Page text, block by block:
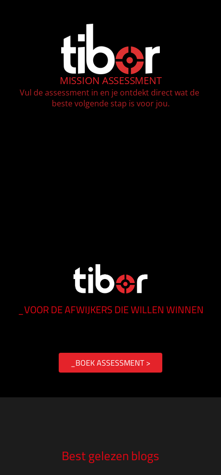
_VOOR DE AFWIJKERS DIE WILLEN WINNEN
_BOEK ASSESSMENT >
Best gelezen blogs